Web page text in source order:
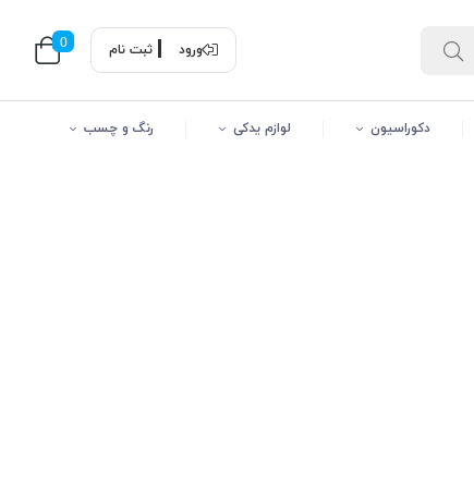
ورود ثبت نام 0
دکوراسیون لوازم یدکی رنگ و چسب